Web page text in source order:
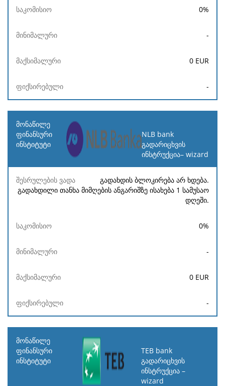
0%
-
0 EUR
-
NLB bank
გადარიცხვის
ინსტრუქცია– wizard
გადახდის ბლოკირება არ ხდება.
გადახდილი თანხა მიმღების ანგარიშზე ისახება 1 სამუსაო
დღეში.
0%
-
0 EUR
-
TEB bank
გადარიცხვის
ინსტრუქცია –
wizard